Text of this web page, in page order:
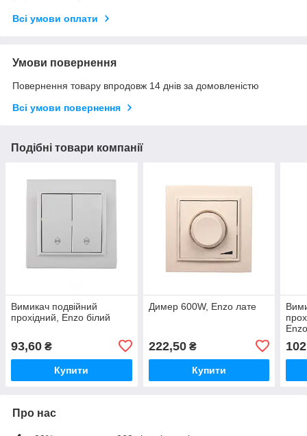
Всі умови оплати
Умови повернення
Повернення товару впродовж 14 днів за домовленістю
Всі умови повернення
Подібні товари компанії
Вимикач подвійний
прохідний, Enzo білий
93,60 ₴
Купити
Димер 600W, Enzo лате
222,50₴
Купити
Про нас